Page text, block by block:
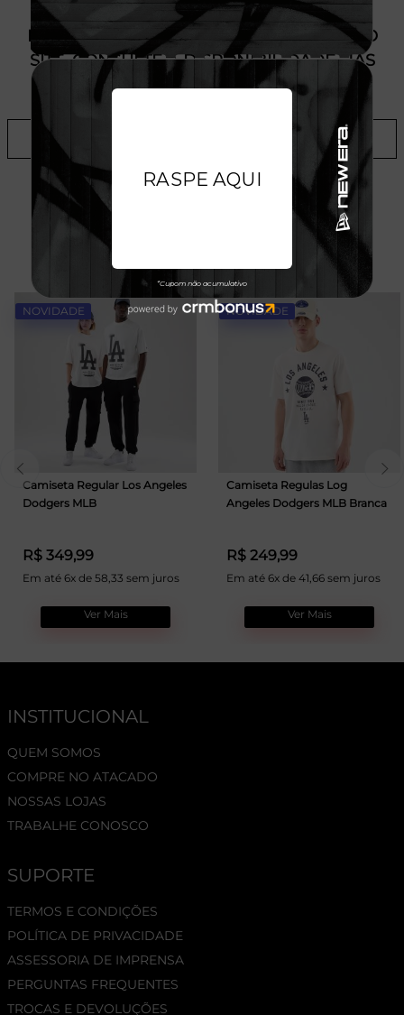
PRODUTO SEM ESTOQUE DÍSPONÍVEL NO
SITE, CONSULTE A DISPONIBILIDADE NAS
LOJAS
TALVEZ VOCÊ GOSTE
NOVIDADE
Camiseta Regular Los Angeles
Dodgers MLB
R$ 349,99
Em até 6x de 58,33 sem juros
Ver Mais
NOVIDADE
Camiseta Regulas Log
Angeles Dodgers MLB Branca
R$ 249,99
Em até 6x de 41,66 sem juros
Ver Mais
INSTITUCIONAL
QUEM SOMOS
COMPRE NO ATACADO
NOSSAS LOJAS
TRABALHE CONOSCO
SUPORTE
TERMOS E CONDIÇÕES
POLÍTICA DE PRIVACIDADE
ASSESSORIA DE IMPRENSA
PERGUNTAS FREQUENTES
TROCAS E DEVOLUÇÕES